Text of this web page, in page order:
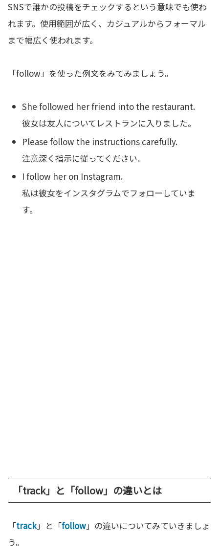
SNSで誰かの投稿をチェックするという意味でも使わ
れます。使用範囲が広く、カジュアルからフォーマル
まで幅広く使われます。
「follow」を使った例文をみてみましょう。
She followed her friend into the restaurant.
彼女は友人についてレストランに入りました。
Please follow the instructions carefully.
注意深く指示に従ってください。
I follow her on Instagram.
私は彼女をインスタグラムでフォローしていま
す。
「track」と「follow」の違いとは
「track」と「follow」の違いについてみていきましょ
う。